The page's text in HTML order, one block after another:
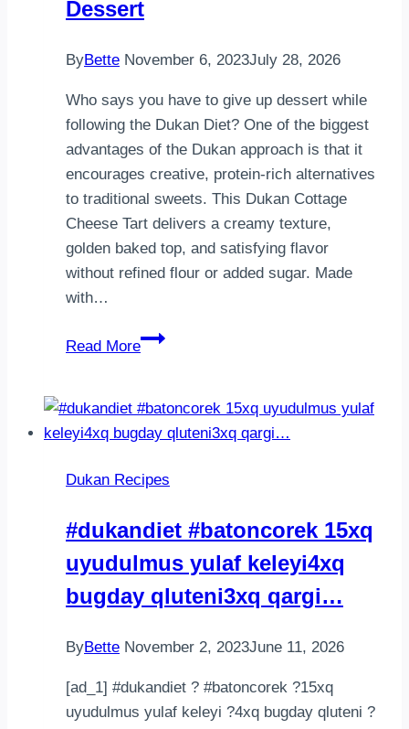
Dessert
ByBette November 6, 2023July 28, 2026
Who says you have to give up dessert while
following the Dukan Diet? One of the biggest
advantages of the Dukan approach is that it
encourages creative, protein-rich alternatives
to traditional sweets. This Dukan Cottage
Cheese Tart delivers a creamy texture,
golden baked top, and satisfying flavor
without refined flour or added sugar. Made
with…
Read More
Dukan
Tart
–
Guilt-
High-
Protein
Dessert
Dukan Recipes
#dukandiet #batoncorek 15xq
uyudulmus yulaf keleyi4xq
bugday qluteni3xq qargi…
ByBette November 2, 2023June 11, 2026
[ad_1] #dukandiet ? #batoncorek ?15xq
uyudulmus yulaf keleyi ?4xq bugday qluteni ?